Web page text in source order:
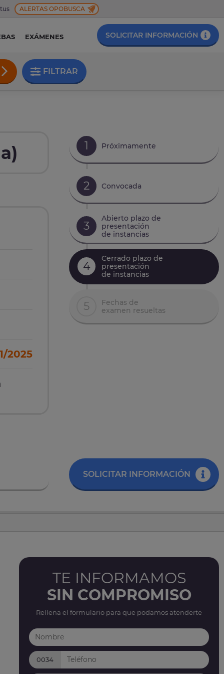
ALERTAS OPOBUSCA
EXÁMENES SOLICITAR INFORMACIÓN
FILTRAR
2025
1 Próximamente
2 Convocada
3
Abierto plazo de
presentación
de instancias
4
Cerrado plazo de
presentación
de instancias
5
Fechas de
examen resueltas
SOLICITAR INFORMACIÓN
TE INFORMAMOS
SIN COMPROMISO
Rellena el formulario para que podamos atenderte
0034